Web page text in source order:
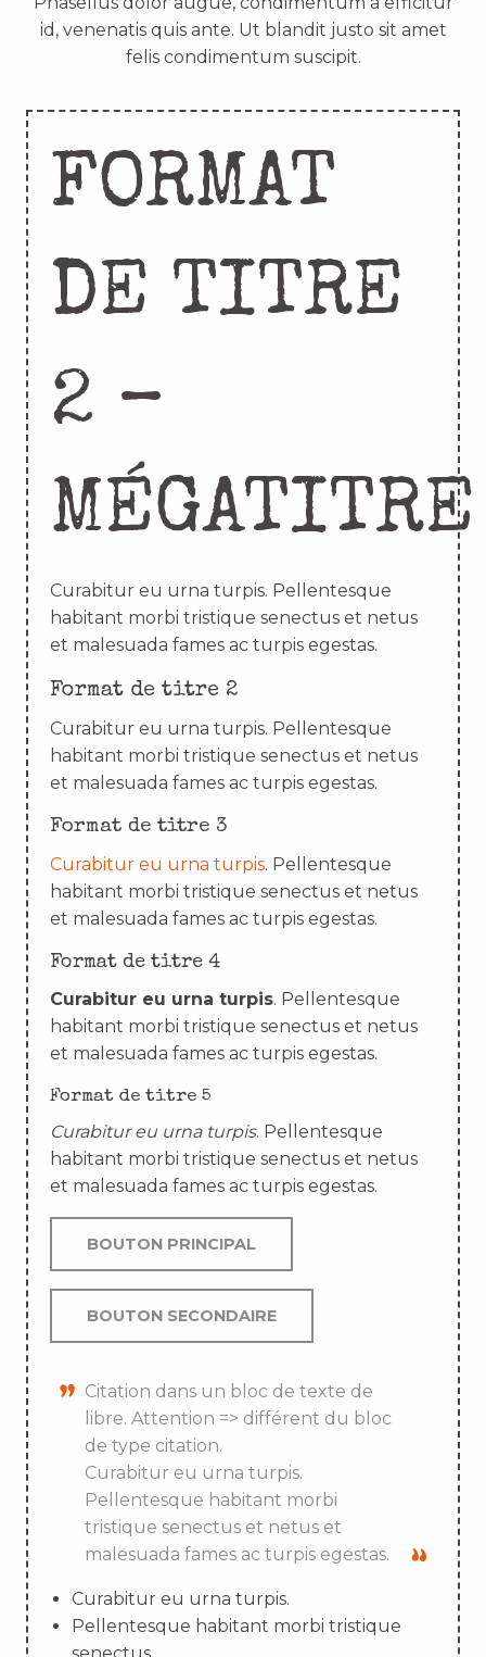
id, venenatis quis ante. Ut blandit justo sit amet
felis condimentum suscipit.
FORMAT
DE TITRE
2 –
MÉGATITRE
Curabitur eu urna turpis. Pellentesque
habitant morbi tristique senectus et netus
et malesuada fames ac turpis egestas.
Format de titre 2
Curabitur eu urna turpis. Pellentesque
habitant morbi tristique senectus et netus
et malesuada fames ac turpis egestas.
Format de titre 3
Curabitur eu urna turpis. Pellentesque
habitant morbi tristique senectus et netus
et malesuada fames ac turpis egestas.
Format de titre 4
Curabitur eu urna turpis. Pellentesque
habitant morbi tristique senectus et netus
et malesuada fames ac turpis egestas.
Format de titre 5
Curabitur eu urna turpis. Pellentesque
habitant morbi tristique senectus et netus
et malesuada fames ac turpis egestas.
BOUTON PRINCIPAL
BOUTON SECONDAIRE
Citation dans un bloc de texte de
libre. Attention => différent du bloc
de type citation.
Curabitur eu urna turpis.
Pellentesque habitant morbi
tristique senectus et netus et
malesuada fames ac turpis egestas.
Curabitur eu urna turpis.
Pellentesque habitant morbi tristique